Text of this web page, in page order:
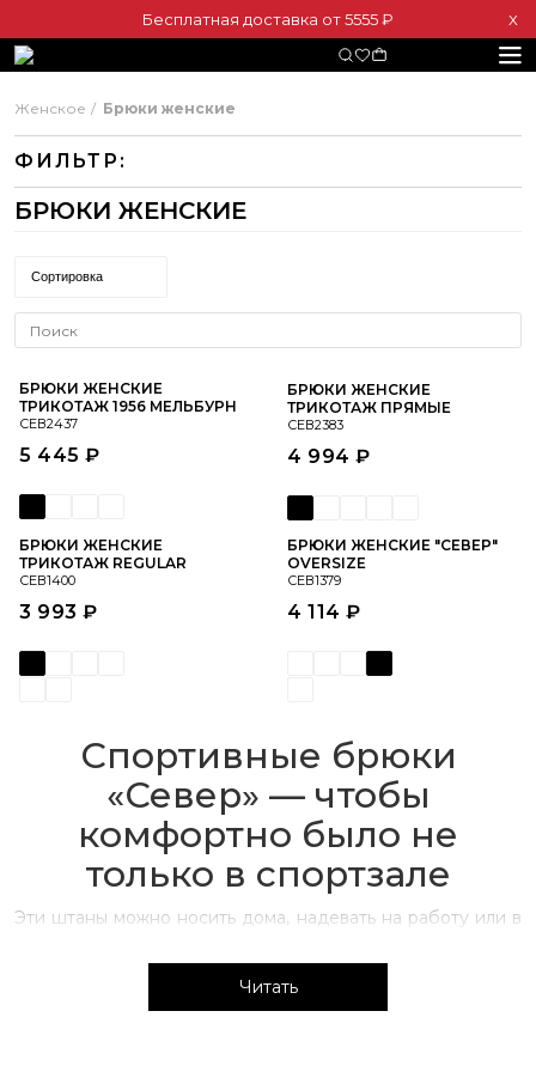
Бесплатная доставка от 5555 ₽ Х
Женское Брюки женские
ФИЛЬТР:
БРЮКИ ЖЕНСКИЕ
Сортировка
СЕВ2437
БРЮКИ ЖЕНСКИЕ
ТРИКОТАЖ 1956 МЕЛЬБУРН
5 445 ₽
СЕВ2383
БРЮКИ ЖЕНСКИЕ
ТРИКОТАЖ ПРЯМЫЕ
4 994 ₽
СЕВ1400
БРЮКИ ЖЕНСКИЕ
ТРИКОТАЖ REGULAR
3 993 ₽
СЕВ1379
БРЮКИ ЖЕНСКИЕ "СЕВЕР"
OVERSIZE
4 114 ₽
Спортивные брюки
«‎Север» — чтобы
комфортно было не
только в спортзале
Эти штаны можно носить дома, надевать на работу или в
У нас вы можете купить женские спортивные брюки
более чем 10 оттенков, и все — максимально
комфортного кроя.
Читать